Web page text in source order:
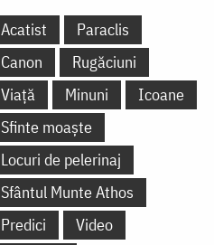
Acatist
Paraclis
Canon
Rugăciuni
Viață
Minuni
Icoane
Sfinte moaște
Locuri de pelerinaj
Sfântul Munte Athos
Predici
Video